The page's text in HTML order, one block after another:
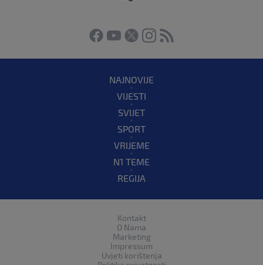
NAJNOVIJE
VIJESTI
SVIJET
SPORT
VRIJEME
N1 TEME
REGIJA
Kontakt
O Nama
Marketing
Impressum
Uvjeti korištenja